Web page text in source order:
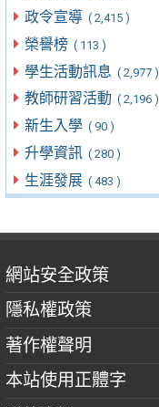
政令宣導 ( 2,415 )
榮譽榜 ( 113 )
學生活動訊息 ( 2,977 )
教師研習活動 ( 2,196 )
新生入學 ( 90 )
升學資訊 ( 280 )
生涯發展 ( 483 )
網站安全政策
隱私權政策
著作權聲明
本站使用正體字